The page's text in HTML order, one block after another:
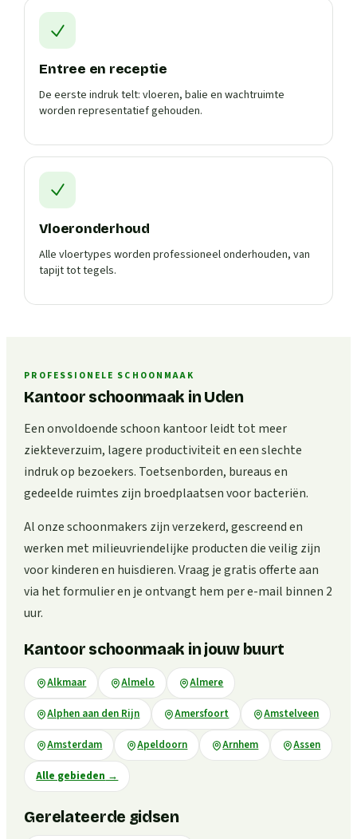
Entree en receptie
De eerste indruk telt: vloeren, balie en wachtruimte
worden representatief gehouden.
Vloeronderhoud
Alle vloertypes worden professioneel onderhouden, van
tapijt tot tegels.
PROFESSIONELE SCHOONMAAK
Kantoor schoonmaak in Uden
Een onvoldoende schoon kantoor leidt tot meer
ziekteverzuim, lagere productiviteit en een slechte
indruk op bezoekers. Toetsenborden, bureaus en
gedeelde ruimtes zijn broedplaatsen voor bacteriën.
Al onze schoonmakers zijn verzekerd, gescreend en
werken met milieuvriendelijke producten die veilig zijn
voor kinderen en huisdieren. Vraag je gratis offerte aan
via het formulier en je ontvangt hem per e-mail binnen 2
uur.
Kantoor schoonmaak in jouw buurt
Alkmaar Almelo Almere
Alphen aan den Rijn Amersfoort Amstelveen
Amsterdam Apeldoorn Arnhem Assen
Alle gebieden →
Gerelateerde gidsen